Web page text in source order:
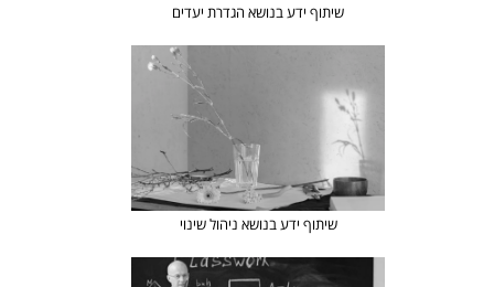
שיתוף ידע בנושא הגדרת יעדים
שיתוף ידע בנושא ניהול שינוי